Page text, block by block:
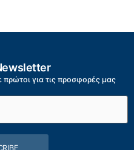
για τις προσφορές μας